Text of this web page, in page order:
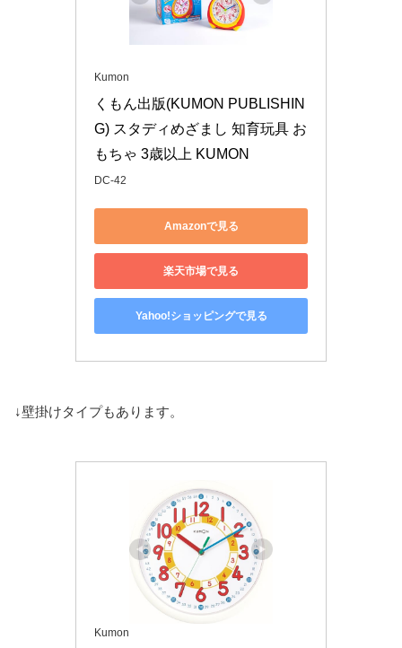
Kumon
くもん出版(KUMON PUBLISHIN
G) スタディめざまし 知育玩具 お
もちゃ 3歳以上 KUMON
DC-42
Amazonで見る
楽天市場で見る
Yahoo!ショッピングで見る
↓壁掛けタイプもあります。
Kumon